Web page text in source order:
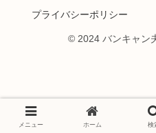
プライバシーポリシー
© 2024 バンキャン
メニュー ホーム 検